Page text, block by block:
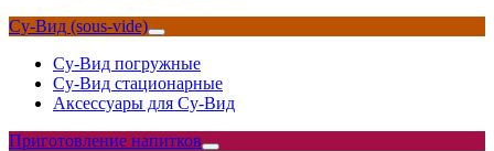
Су-Вид (sous-vide)
Су-Вид погружные
Су-Вид стационарные
Аксессуары для Су-Вид
Приготовление напитков